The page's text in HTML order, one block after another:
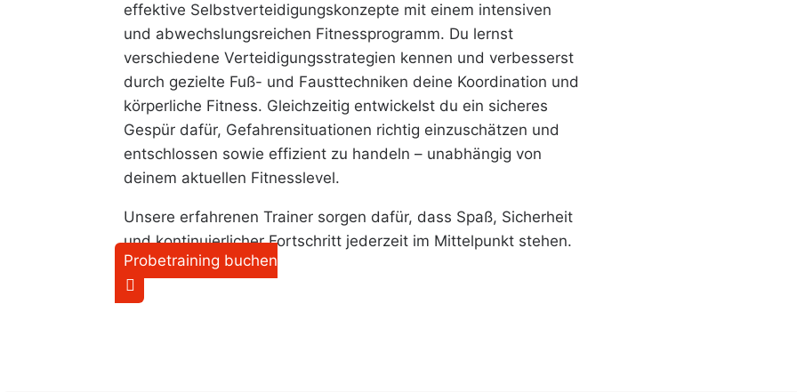
effektive Selbstverteidigungskonzepte mit einem intensiven
und abwechslungsreichen Fitnessprogramm. Du lernst
verschiedene Verteidigungsstrategien kennen und verbesserst
durch gezielte Fuß- und Fausttechniken deine Koordination und
körperliche Fitness. Gleichzeitig entwickelst du ein sicheres
Gespür dafür, Gefahrensituationen richtig einzuschätzen und
entschlossen sowie effizient zu handeln – unabhängig von
deinem aktuellen Fitnesslevel.
Unsere erfahrenen Trainer sorgen dafür, dass Spaß, Sicherheit
und kontinuierlicher Fortschritt jederzeit im Mittelpunkt stehen.
Probetraining buchen